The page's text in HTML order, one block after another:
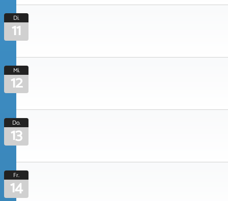
Di.
11
Mi.
12
Do.
13
Fr.
14